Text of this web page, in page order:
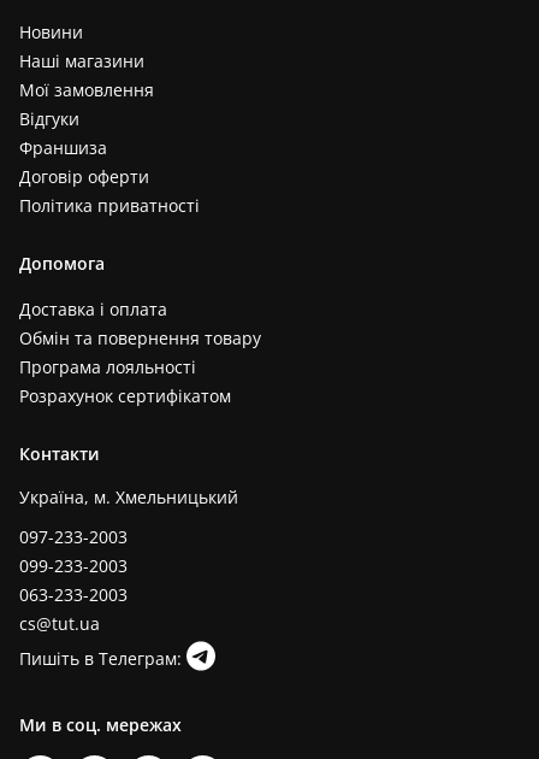
Новини
Наші магазини
Мої замовлення
Відгуки
Франшиза
Договір оферти
Політика приватності
Допомога
Доставка і оплата
Обмін та повернення товару
Програма лояльності
Розрахунок сертифікатом
Контакти
Україна, м. Хмельницький
097-233-2003
099-233-2003
063-233-2003
cs@tut.ua
Пишіть в Телеграм:
Ми в соц. мережах